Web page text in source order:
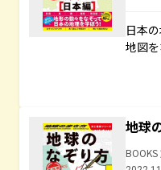
日本
地図
地球